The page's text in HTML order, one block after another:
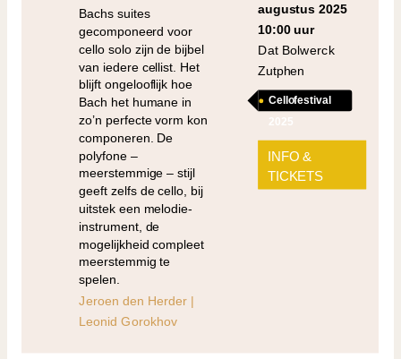
Bachs suites
gecomponeerd voor
cello solo zijn de bijbel
van iedere cellist. Het
blijft ongelooflijk hoe
Bach het humane in
zo’n perfecte vorm kon
componeren. De
polyfone –
meerstemmige – stijl
geeft zelfs de cello, bij
uitstek een melodie-
instrument, de
mogelijkheid compleet
meerstemmig te
spelen.
Jeroen den Herder |
Leonid Gorokhov
augustus 2025
10:00 uur
Dat Bolwerck
Zutphen
Cellofestival
2025
INFO &
TICKETS